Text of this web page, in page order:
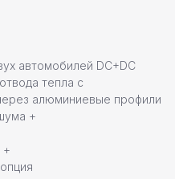
автомобилей DC+DC
тепла с
алюминиевые профили
+
+